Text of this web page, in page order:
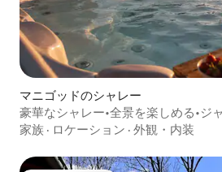
マニゴッドのシャレー
豪華なシャレー•全景を楽しめる•ジ
家族 · ロケーション · 外観・内装